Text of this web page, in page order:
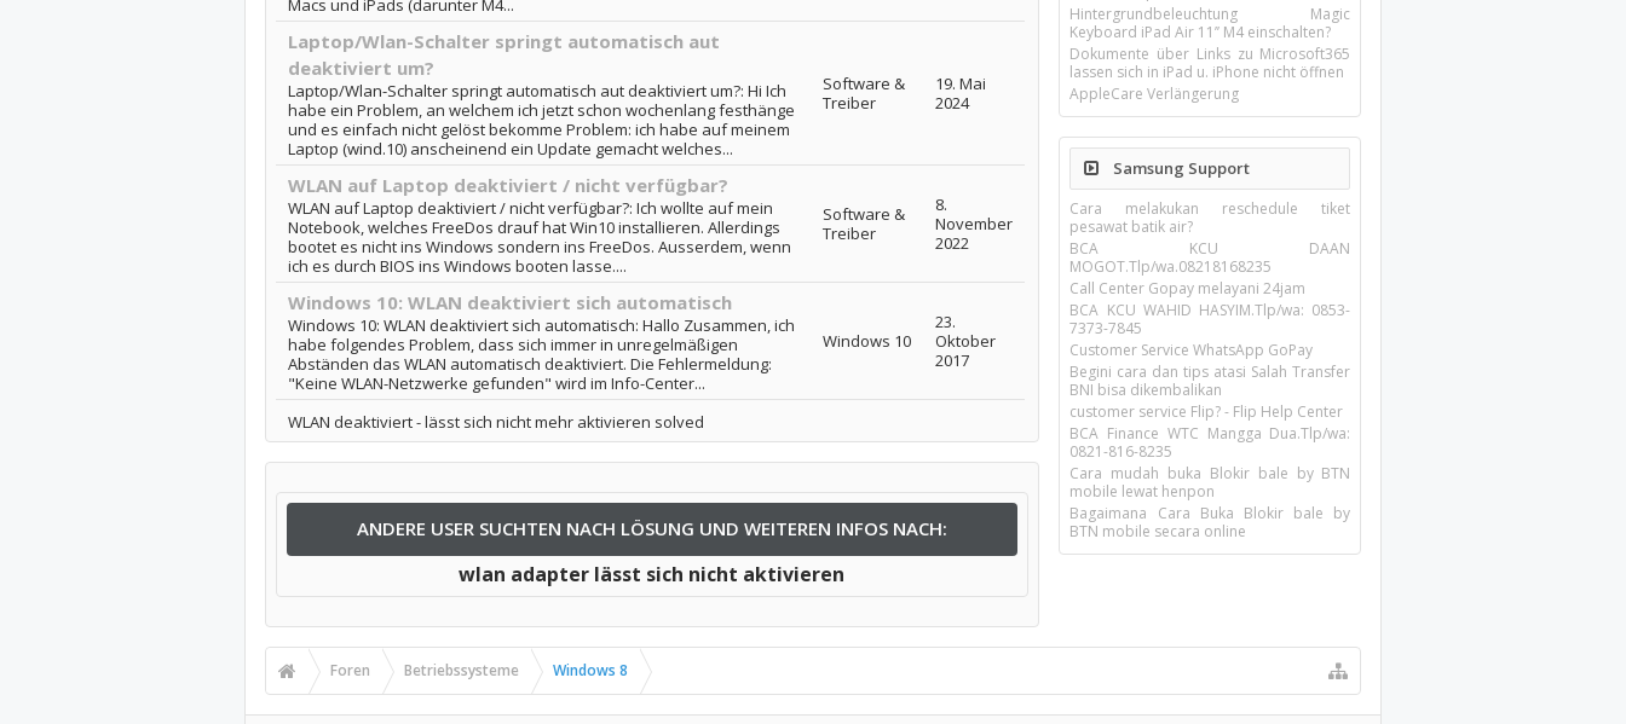
Macs und iPads (darunter M4...
Laptop/Wlan-Schalter springt automatisch aut
deaktiviert um?
Laptop/Wlan-Schalter springt automatisch aut deaktiviert um?: Hi Ich
habe ein Problem, an welchem ich jetzt schon wochenlang festhänge
und es einfach nicht gelöst bekomme Problem: ich habe auf meinem
Laptop (wind.10) anscheinend ein Update gemacht welches...
Software &
Treiber
19. Mai
2024
WLAN auf Laptop deaktiviert / nicht verfügbar?
WLAN auf Laptop deaktiviert / nicht verfügbar?: Ich wollte auf mein
Notebook, welches FreeDos drauf hat Win10 installieren. Allerdings
bootet es nicht ins Windows sondern ins FreeDos. Ausserdem, wenn
ich es durch BIOS ins Windows booten lasse....
Software &
Treiber
8.
November
2022
Windows 10: WLAN deaktiviert sich automatisch
Windows 10: WLAN deaktiviert sich automatisch: Hallo Zusammen, ich
habe folgendes Problem, dass sich immer in unregelmäßigen
Abständen das WLAN automatisch deaktiviert. Die Fehlermeldung:
"Keine WLAN-Netzwerke gefunden" wird im Info-Center...
Windows 10
23.
Oktober
2017
WLAN deaktiviert - lässt sich nicht mehr aktivieren solved
ANDERE USER SUCHTEN NACH LÖSUNG UND WEITEREN INFOS NACH:
wlan adapter lässt sich nicht aktivieren
Hintergrundbeleuchtung Magic
Keyboard iPad Air 11’’ M4 einschalten?
Dokumente über Links zu Microsoft365
lassen sich in iPad u. iPhone nicht öffnen
AppleCare Verlängerung
Samsung Support
Cara melakukan reschedule tiket
pesawat batik air?
BCA KCU DAAN
MOGOT.Tlp/wa.08218168235
Call Center Gopay melayani 24jam
BCA KCU WAHID HASYIM.Tlp/wa: 0853-
7373-7845
Customer Service WhatsApp GoPay
Begini cara dan tips atasi Salah Transfer
BNI bisa dikembalikan
customer service Flip? - Flip Help Center
BCA Finance WTC Mangga Dua.Tlp/wa:
0821-816-8235
Cara mudah buka Blokir bale by BTN
mobile lewat henpon
Bagaimana Cara Buka Blokir bale by
BTN mobile secara online
Foren Betriebssysteme Windows 8